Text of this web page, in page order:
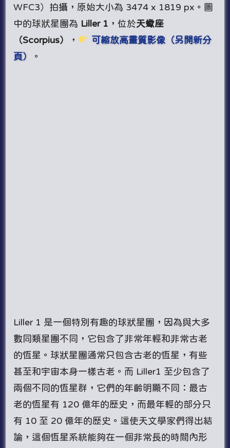
WFC3）拍攝，原始大小為 3474 x 1819 px。圖
中的球狀星團為 Liller 1 ，位於天蠍座
（Scorpius）
，
可縮放高畫質影像（另開新分
頁）
。
Liller 1 是一個特別有趣的球狀星團，因為與大多
數同類星團不同，它包含了非常年輕和非常古老
的恆星。球狀星團通常只包含古老的恆星，有些
甚至和宇宙本身一樣古老。而 Liller1 至少包含了
兩個不同的恆星群，它們的年齡明顯不同：最古
老的恆星有 120 億年的歷史，而最年輕的部分只
有 10 至 20 億年的歷史。這使天文學家們得出結
論，這個恆星系統能夠在一個非常長的時間內形